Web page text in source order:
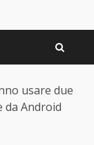
usare due
da Android